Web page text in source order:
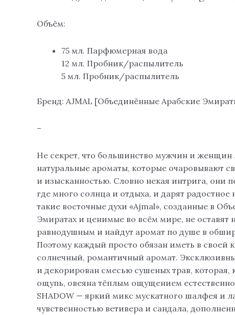
Объём:
75 мл. Парфюмерная вода
12 мл. Пробник/распылитель
5 мл. Пробник/распылитель
Бренд: AJMAL [Объединённые Арабские
–
Не секрет, что большинство мужчин и женщин
натуральные ароматы, которые очаровывают
и изысканностью. Словно некая интрига, они
где много солнца и отдыха, и дарят
такие восточные духи «Ajmal», созданные в
Эмиратах и ​​ценимые во всём мире, не оставят
равнодушным и найдут аромат по душе в
Поэтому каждый просто обязан иметь в своей
солнечный, романтичный аромат.
и декорирован смесью сушеных трав, которая,
ощупь, овеяна тёплым ощущением
SHADOW — яркий микс мускатного шалфея и
чувственностью ветивера и сандала,